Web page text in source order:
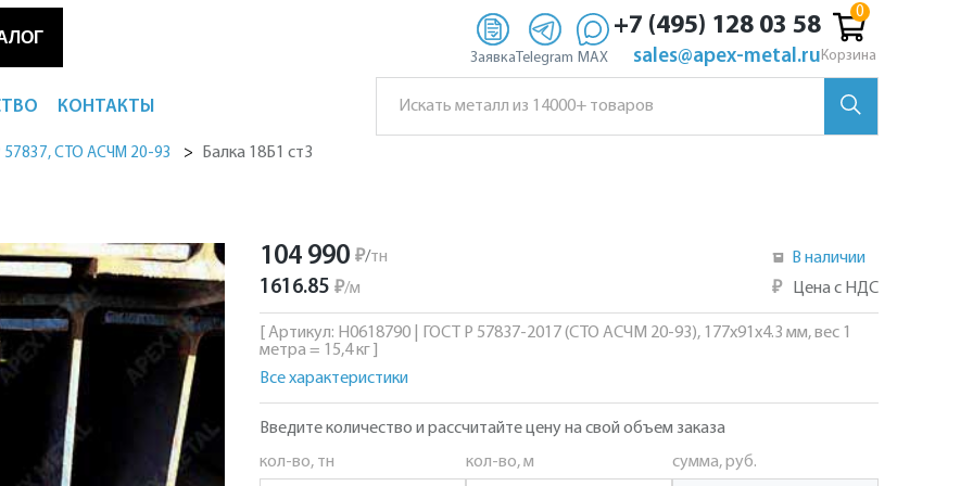
Заявка Telegram MAX
+7 (495) 128 03 58
sales@apex-metal.ru Корзина
КОНТАКТЫ
57837, СТО АСЧМ 20-93 Балка 18Б1 ст3
104 990 ₽/тн
1616.85 ₽/м
В наличии
₽
Цена с НДС
[ Артикул: Н0618790 | ГОСТ Р 57837-2017 (СТО АСЧМ 20-93), 177х91х4.3 мм, вес 1
метра = 15,4 кг ]
Все характеристики
Введите количество и рассчитайте цену на свой объем заказа
кол-во, тн
кол-во, м сумма, руб.